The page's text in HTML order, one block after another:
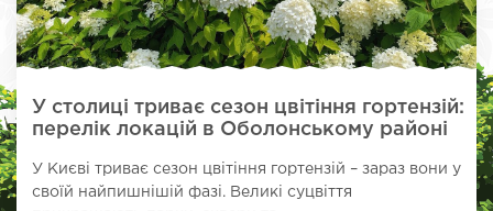
У столиці триває сезон цвітіння гортензій:
перелік локацій в Оболонському районі
У Києві триває сезон цвітіння гортензій – зараз вони у
своїй найпишнішій фазі. Великі суцвіття